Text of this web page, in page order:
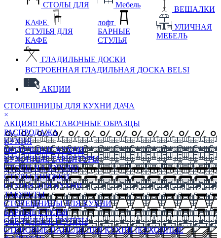
СТОЛЫ ДЛЯ
КАФЕ
СТУЛЬЯ ДЛЯ
КАФЕ
Мебель
лофт
БАРНЫЕ
СТУЛЬЯ
ВЕШАЛКИ
УЛИЧНАЯ
МЕБЕЛЬ
ГЛАДИЛЬНЫЕ ДОСКИ
ВСТРОЕННАЯ ГЛАДИЛЬНАЯ ДОСКА BELSI
АКЦИИ
СТОЛЕШНИЦЫ ДЛЯ КУХНИ ДАЧА
×
АКЦИЯ!! ВЫСТАВОЧНЫЕ ОБРАЗЦЫ
РАСПРОДАЖА
КУХНЯ
МОДУЛЬНЫЕ КУХНИ
КУХОННЫЕ ГАРНИТУРЫ
СТОЛЫ НА КУХНЮ
СТОЛЫ КНИЖКИ
СТУЛЬЯ ДЛЯ КУХНИ
ТАБУРЕТЫ
СТОЛЕШНИЦЫ ДЛЯ КУХНИ
БАРНЫЕ СТУЛЬЯ
ОБЕДЕННЫЕ ГРУППЫ
СТЕНОВЫЕ ПАНЕЛИ ДЛЯ КУХНИ (КУХОННЫЕ